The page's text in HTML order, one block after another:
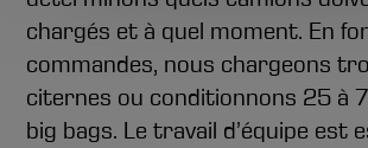
chargés et à quel moment. En
commandes, nous chargeons
citernes ou conditionnons 25 à
big bags. Le travail d’équipe est